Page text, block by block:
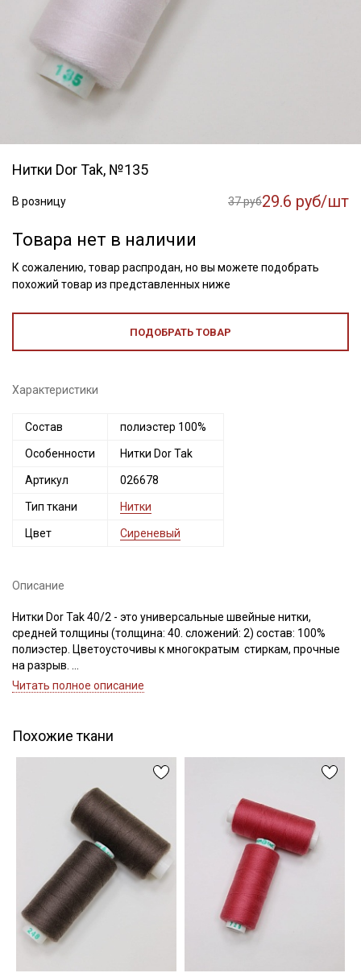
Нитки Dor Tak, №135
В розницу 37 руб29.6 руб/шт
Товара нет в наличии
К сожалению, товар распродан, но вы можете подобрать
похожий товар из представленных ниже
ПОДОБРАТЬ ТОВАР
Характеристики
Состав полиэстер 100%
Особенности Нитки Dor Tak
Артикул 026678
Тип ткани Нитки
Цвет Сиреневый
Описание
Нитки Dor Tak 40/2 - это универсальные швейные нитки,
средней толщины (толщина: 40. сложений: 2) состав: 100%
полиэстер. Цветоусточивы к многократым стиркам, прочные
на разрыв.
Если требуется подбор цвета — наш менеджер подберет для
зависимости от настроек вашего монитора.
Читать полное описание
Похожие ткани
Секретная рассылка от Купава
Мы публикуем здесь дополнительные
категории тканей
Подписаться
данныхи даюСогласие на обработку персональных
Даю Согласие на получение рекламных и
информационных рассылок